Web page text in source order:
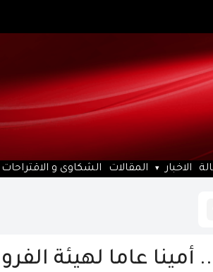
الاخبار المقالات الشكاوى و الاقتراحات
أمينا عاما لهيئة